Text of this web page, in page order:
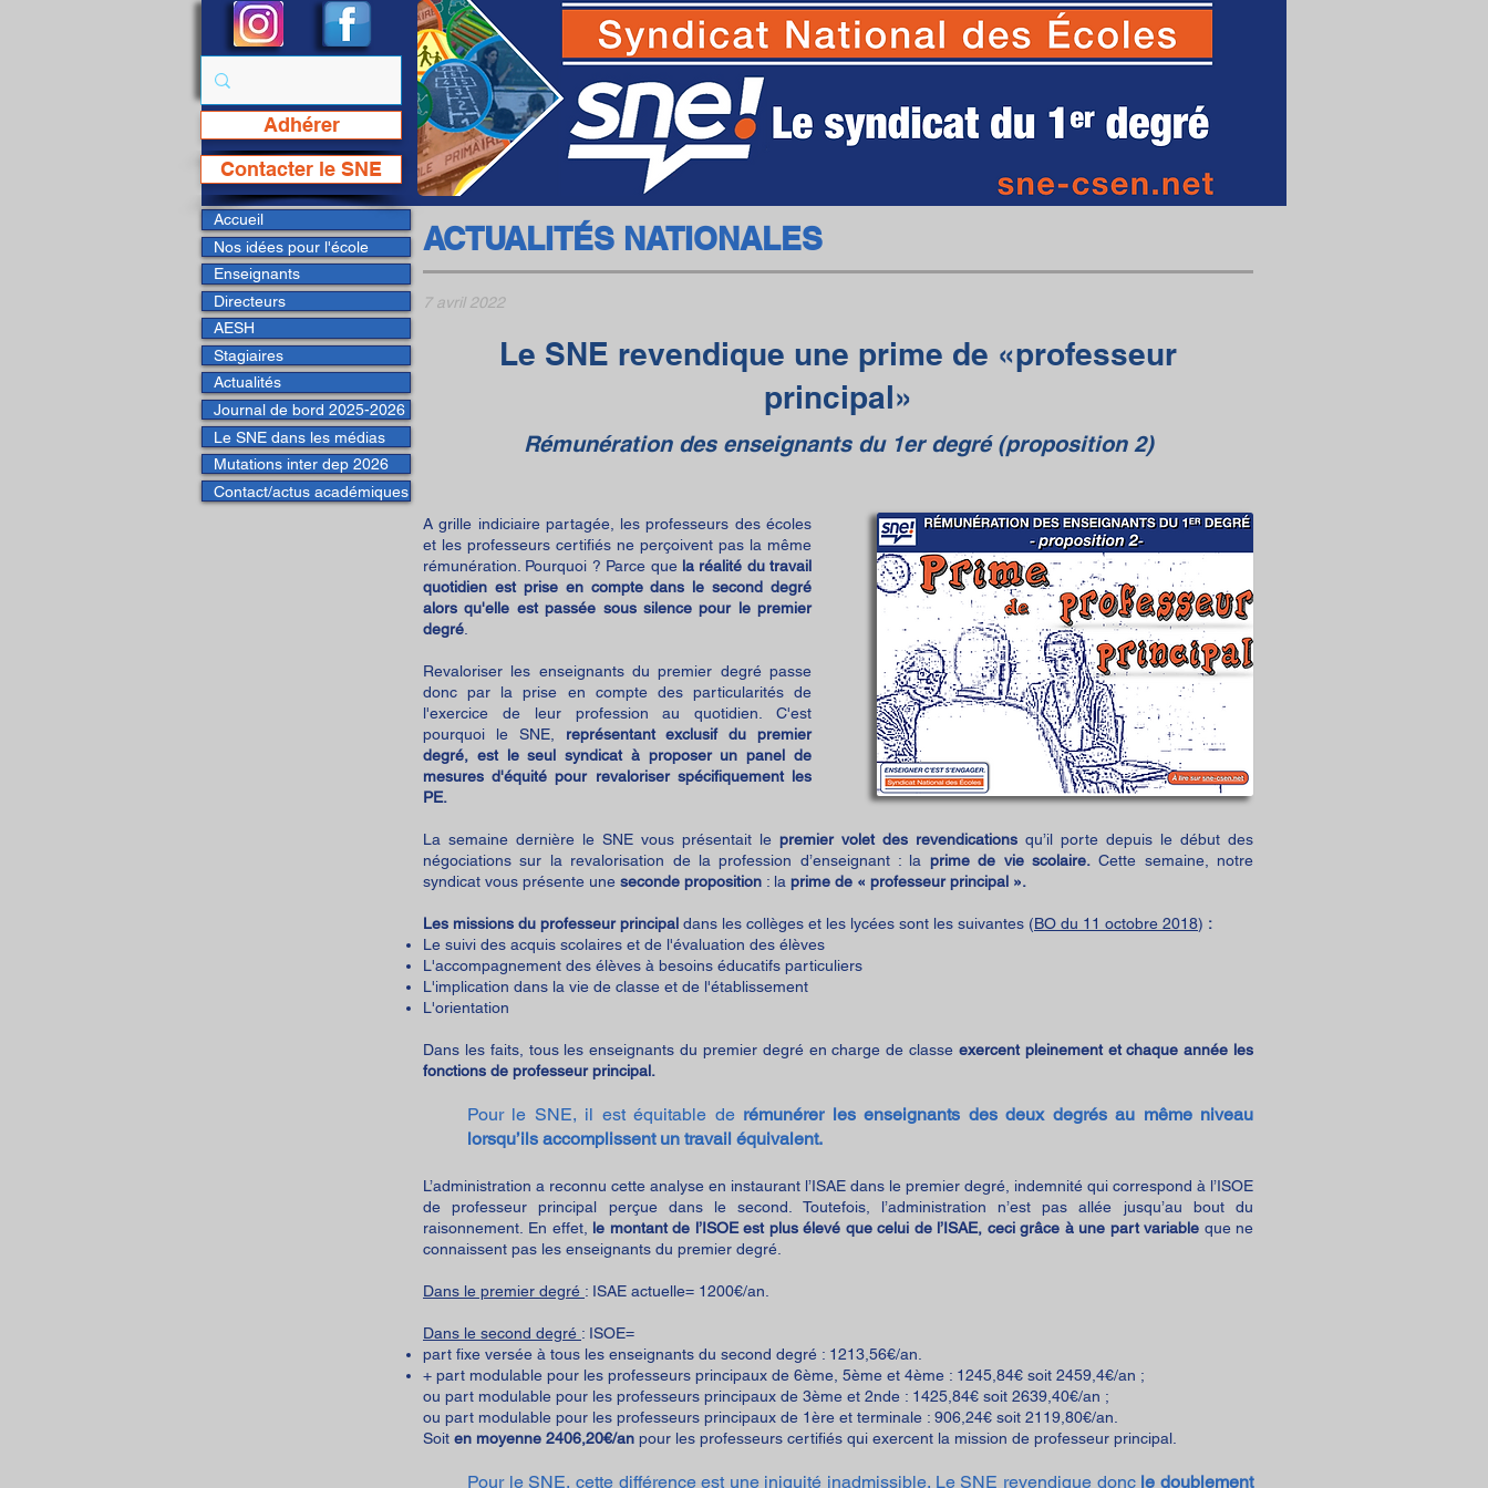
Adhérer
Contacter le SNE
ACTUALITÉS NATIONALES
7 avril 2022
Le SNE revendique une prime de «professeur
principal»
Rémunération des enseignants du 1er degré (proposition 2)
A grille indiciaire partagée, les professeurs des écoles
et les professeurs certifiés ne perçoivent pas la même
rémunération. Pourquoi ? Parce que la réalité du travail
quotidien est prise en compte dans le second degré
alors qu'elle est passée sous silence pour le premier
degré
Revaloriser les enseignants du premier degré passe
donc par la prise en compte des particularités de
l'exercice de leur profession au quotidien. C'est
pourquoi le SNE, représentant exclusif du premier
degré, est le seul syndicat à proposer un panel de
mesures d'équité pour revaloriser spécifiquement les
PE.
La semaine dernière le SNE vous présentait le premier volet des revendications qu’il porte depuis le début des
négociations sur la revalorisation de la profession d’enseignant : la prime de vie scolaire.Cette semaine, notre
syndicat vous présente une seconde proposition : la prime de « professeur principal ».
Les missions du professeur principal dans les collèges et les lycées sont les suivantes (BO du 11 octobre 2018) :
Le suivi des acquis scolaires et de l'évaluation des élèves
L'accompagnement des élèves à besoins éducatifs particuliers
L'implication dans la vie de classe et de l'établissement
L'orientation
Dans les faits, tous les enseignants du premier degré en charge de classe exercent pleinement et chaque année les
fonctions de professeur principal.
Pour le SNE, il est équitable de rémunérer les enseignants des deux degrés au même niveau
lorsqu’ils accomplissent un travail équivalent.
L’administration a reconnu cette analyse en instaurant l’ISAE dans le premier degré, indemnité qui correspond à l’ISOE
de professeur principal perçue dans le second. Toutefois, l’administration n’est pas allée jusqu’au bout du
raisonnement. En effet, le montant de l’ISOE est plus élevé que celui de l’ISAE, ceci grâce à une part variable que ne
connaissent pas les enseignants du premier degré.
Dans le premier degré : ISAE actuelle= 1200€/an.
Dans le second degré : ISOE=
part fixe versée à tous les enseignants du second degré : 1213,56€/an.
+ part modulable pour les professeurs principaux de 6ème, 5ème et 4ème : 1245,84€ soit 2459,4€/an ;
ou part modulable pour les professeurs principaux de 3ème et 2nde : 1425,84€ soit 2639,40€/an ;
ou part modulable pour les professeurs principaux de 1ère et terminale : 906,24€ soit 2119,80€/an.
Soit en moyenne 2406,20€/an pour les professeurs certifiés qui exercent la mission de professeur principal.
Pour le SNE, cette différence est une iniquité inadmissible. Le SNE revendique donc le doublement
SNE - Syndicat National des Ecoles
Page Facebook du SNE
Accueil
Nos idées pour l'école
Enseignants
Directeurs
AESH
Stagiaires
Actualités
Journal de bord 2025-2026
Le SNE dans les médias
Mutations inter dep 2026
Contact/actus académiques